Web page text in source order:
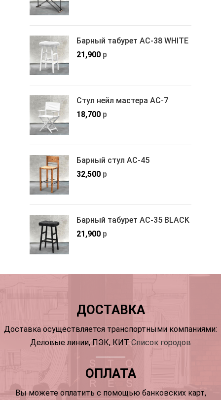
Барный табурет АС-38 WHITE
21,900 р
Стул нейл мастера АС-7
18,700 р
Барный стул АС-45
32,500 р
Барный табурет АС-35 BLACK
21,900 р
ДОСТАВКА
Доставка осуществляется транспортными компаниями:
Деловые линии, ПЭК, КИТ Список городов
ОПЛАТА
Вы можете оплатить с помощью банковских карт,